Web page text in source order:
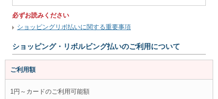
必ずお読みください
ショッピングリボ払いに関する重要事項
ショッピング・リボルビング払いのご利用について
ご利用額
1円～カードのご利用可能額